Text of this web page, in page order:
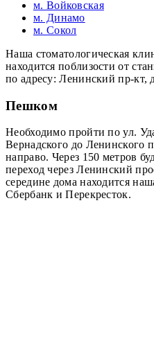
м. Войковская
м. Динамо
м. Сокол
Наша стоматологическая
находится поблизости от
по адресу: Ленинский пр-кт,
Пешком
Необходимо пройти по ул.
Вернадского до Ленинского
направо. Через 150 метров
переход через Ленинский
середине дома находится
Сбербанк и Перекресток.